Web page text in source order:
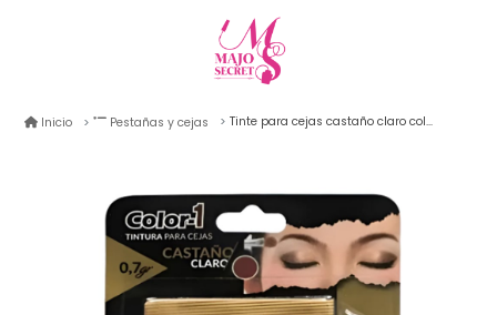
Inicio Pestañas y cejas Tinte para cejas castaño claro color 1 0,7g